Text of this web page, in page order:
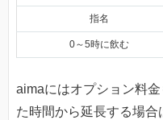
指名
0～5時に飲む
aimaにはオプション料
た時間から延長する場